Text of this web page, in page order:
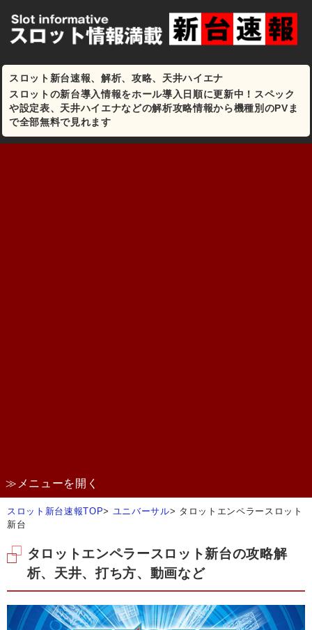
スロット新台速報、解析、攻略、天井ハイエナ
スロットの新台導入情報をホール導入日順に更新中！スペック
や設定表、天井ハイエナなどの解析攻略情報から機種別のPVま
で全部無料で見れます
≫メニューを開く
スロット新台速報TOP> ユニバーサル> タロットエンペラースロット
新台
タロットエンペラースロット新台の攻略解
析、天井、打ち方、動画など